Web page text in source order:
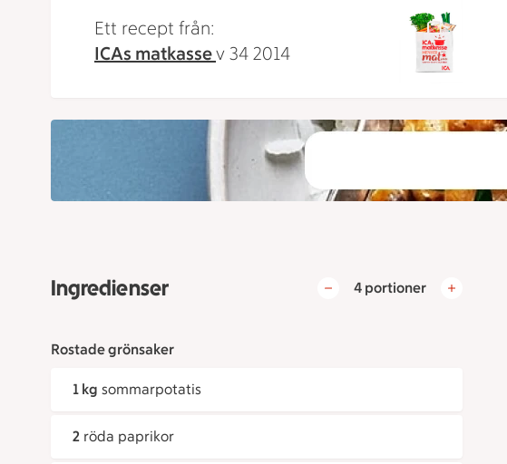
Ett recept från:
ICAs matkassev 34 2014
Ingredienser 4 portioner
Rostade grönsaker
1 kg sommarpotatis
2 röda paprikor